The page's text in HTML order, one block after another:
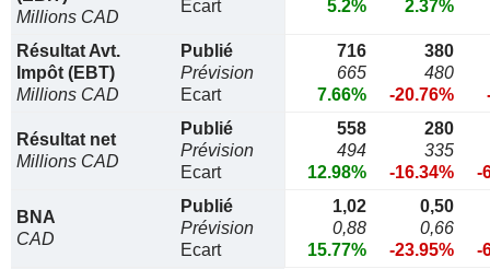
Millions CAD
Ecart
5.2%
2.37%
Résultat Avt.
Impôt (EBT)
Millions CAD
Publié
Prévision
Ecart
716
665
7.66%
380
480
-20.76%
Résultat net
Millions CAD
Publié
Prévision
Ecart
558
494
12.98%
280
335
-16.34%
-
BNA
CAD
Publié
Prévision
Ecart
1,02
0,88
15.77%
0,50
0,66
-23.95%
-